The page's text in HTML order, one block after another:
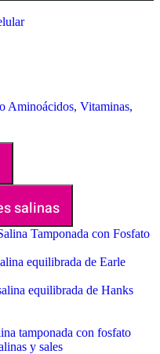
Aminoácidos, Vitaminas,
salinas
Tamponada con Fosfato
equilibrada de Earle
equilibrada de Hanks
tamponada con fosfato
y sales